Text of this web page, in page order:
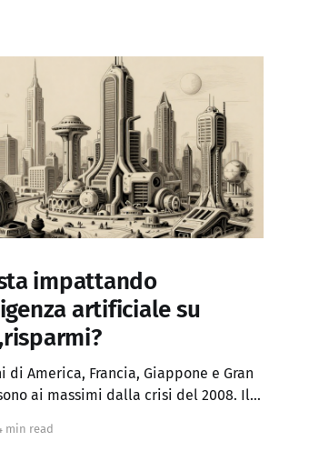
impattando
artificiale su
di America, Francia, Giappone e Gran
ai massimi dalla crisi del 2008. Il
Chi sperava che, a
min read